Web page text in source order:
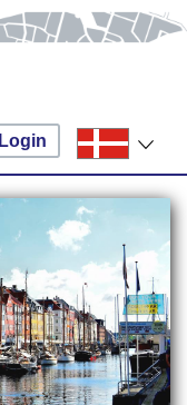
Login